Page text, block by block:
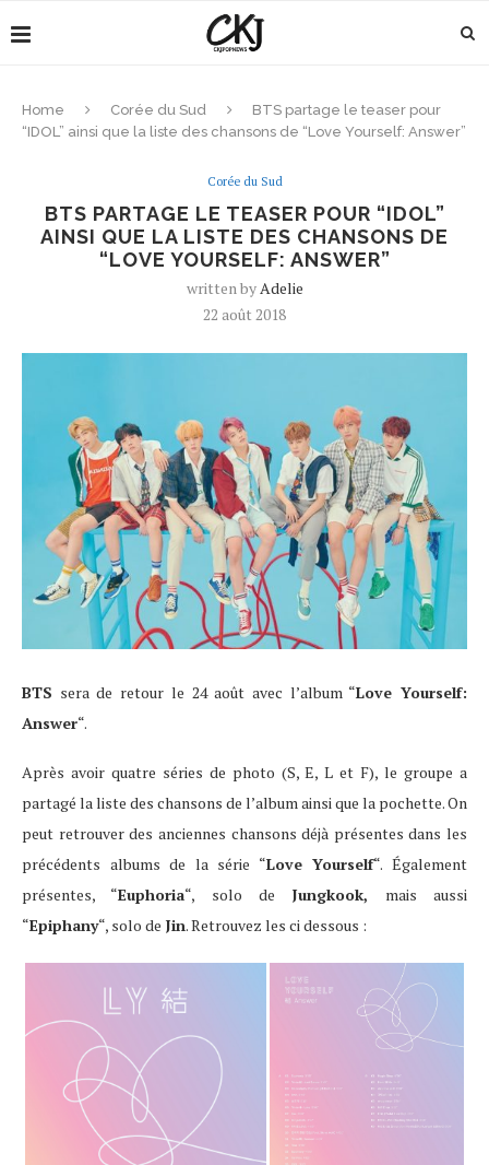
Home Corée du Sud
BTS partage le teaser pour
“IDOL” ainsi que la liste des chansons de “Love Yourself: Answer”
Corée du Sud
BTS PARTAGE LE TEASER POUR “IDOL”
AINSI QUE LA LISTE DES CHANSONS DE
“LOVE YOURSELF: ANSWER”
written byAdelie
22 août 2018
BTS sera de retour le 24 août avec l’album “Love Yourself:
Answer“.
Après avoir quatre séries de photo (S, E, L et F), le groupe a
partagé la liste des chansons de l’album ainsi que la pochette. On
peut retrouver des anciennes chansons déjà présentes dans les
précédents albums de la série “Love Yourself“. Également
présentes, “Euphoria“, solo de Jungkook, mais aussi
“Epiphany“, solo de Jin. Retrouvez les ci dessous :